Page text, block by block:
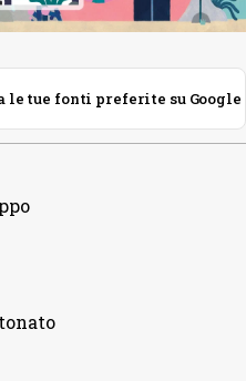
tue fonti preferite su Google